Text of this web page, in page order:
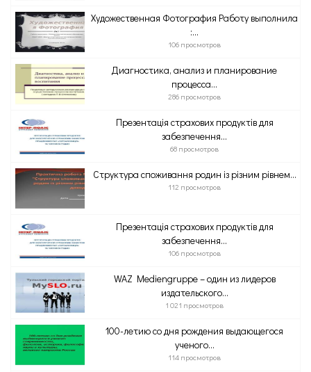
Художественная Фотография Работу выполнила
:...
106 просмотров
Диагностика, анализ и планирование
процесса...
286 просмотров
Презентація страхових продуктів для
забезпечення...
68 просмотров
Структура споживання родин із різним рівнем...
112 просмотров
Презентація страхових продуктів для
забезпечення...
106 просмотров
WAZ Mediengruppe – один из лидеров
издательского...
1 021 просмотров
100-летию со дня рождения выдающегося
ученого...
114 просмотров